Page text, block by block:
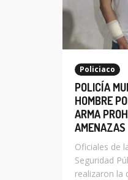
Policiaco
POLICÍA
HOMBRE
ARMA
AMENAZAS
Oficiales de
Seguridad
realizaron la